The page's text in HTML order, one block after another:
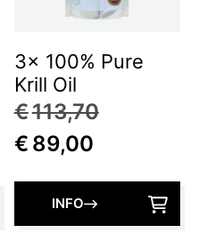
3x 100% Pure
Krill Oil
€113,70
was:
€113,70.
€ 89,00Huidige
prijs
is:
INFO